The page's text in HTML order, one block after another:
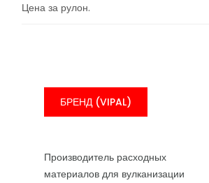
Цена за рулон.
БРЕНД (VIPAL)
Производитель расходных
материалов для вулканизации